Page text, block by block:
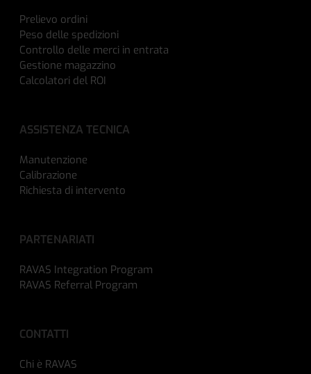
Prelievo ordini
Peso delle spedizioni
Controllo delle merci in entrata
Gestione magazzino
Calcolatori del ROI
ASSISTENZA TECNICA
Manutenzione
Calibrazione
Richiesta di intervento
PARTENARIATI
RAVAS Integration Program
RAVAS Referral Program
CONTATTI
Chi è RAVAS